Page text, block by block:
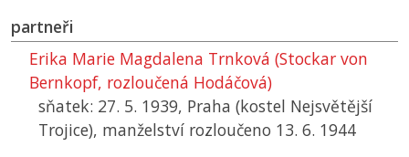
partneři
Erika Marie Magdalena Trnková (Stockar von
Bernkopf, rozloučená Hodáčová)
sňatek: 27. 5. 1939, Praha (kostel Nejsvětější
Trojice), manželství rozloučeno 13. 6. 1944